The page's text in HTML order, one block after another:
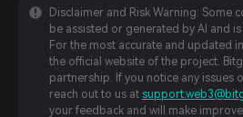
Disclaimer and Risk Warning: Some
be assisted or generated by AI and
For the most accurate and updated
the official website of the project.
partnership. If you notice any issues
reach out to us at
your feedback and will make